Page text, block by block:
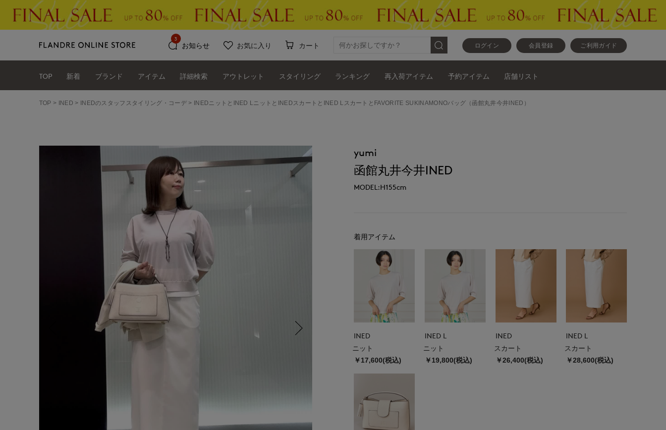
ログイン 会員登録 ご利用ガイド
お知らせ
3
お気に入り カート
TOP 新着 ブランド アイテム 詳細検索 アウトレット スタイリング ランキング 再入荷アイテム 予約アイテム 店舗リスト
TOP INED INEDのスタッフスタイリング・コーデ INEDニットとINED LニットとINEDスカートとINED LスカートとFAVORITE SUKINAMONOバッグ（函館丸井今井INED）
yumi
函館丸井今井INED
MODEL:H155cm
着用アイテム
INED
ニット
￥17,600(税込)
INED L
ニット
￥19,800(税込)
INED
スカート
￥26,400(税込)
INED L
スカート
￥28,600(税込)